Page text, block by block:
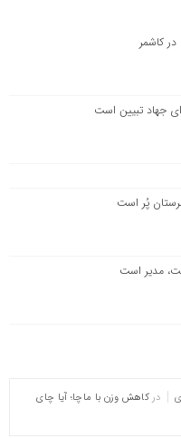
کاشمر
جهاد تبیین است
مدیر است
در کاهش وزن با ماچا؛ آیا چای